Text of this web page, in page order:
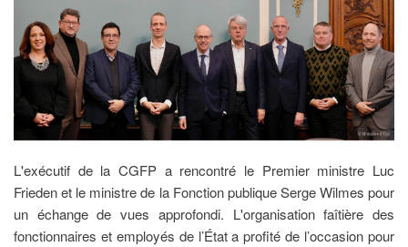
L'exécutif de la CGFP a rencontré le Premier ministre Luc
Frieden et le ministre de la Fonction publique Serge Wilmes pour
un échange de vues approfondi. L'organisation faîtière des
fonctionnaires et employés de l’État a profité de l’occasion pour